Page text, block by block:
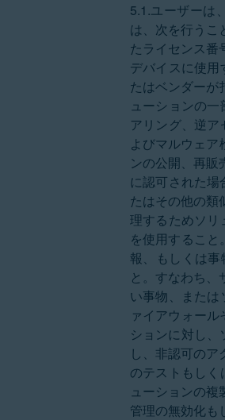
5.1.ユーザーは
は、次を行うこ
たライセンス番
デバイスに使
たはベンダーが
ューションの
アリング、逆
よびマルウェ
ンの公開、再
に認可された
たはその他の類
理するためソリ
を使用するこ
報、もしくは
と。すなわち
い事物、また
ァイアウォー
ションに対し
し、非認可の
のテストもし
ューションの
管理の無効化も